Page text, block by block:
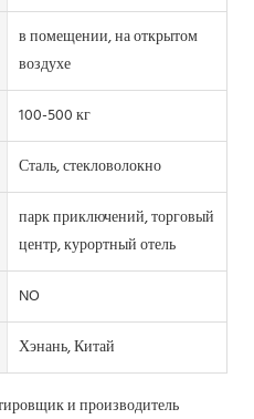
в помещении, на открытом
воздухе
100-500 кг
Сталь, стекловолокно
парк приключений, торговый
центр, курортный отель
NO
Хэнань, Китай
и производитель